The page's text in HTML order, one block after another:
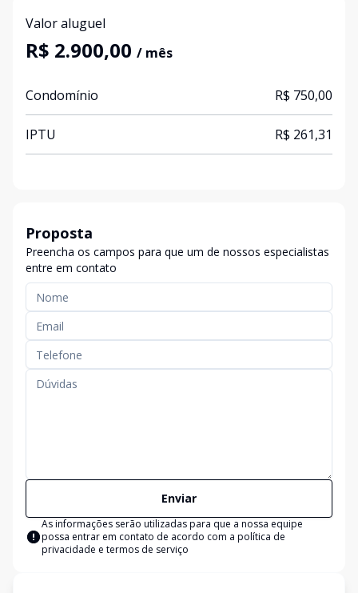
Valor aluguel
R$ 2.900,00 / mês
Condomínio R$ 750,00
IPTU R$ 261,31
Proposta
Preencha os campos para que um de nossos especialistas
entre em contato
Enviar
As informações serão utilizadas para que a nossa equipe
possa entrar em contato de acordo com a política de
privacidade e termos de serviço